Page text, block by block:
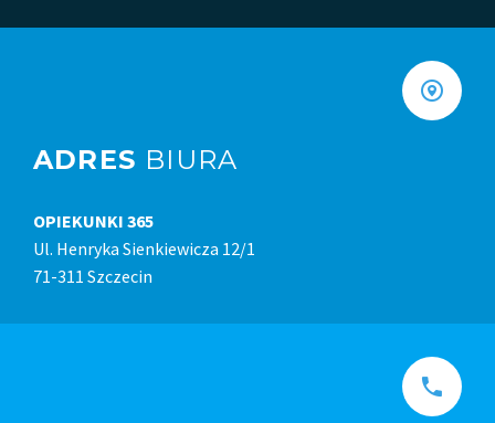
ADRES BIURA
OPIEKUNKI 365
Ul. Henryka Sienkiewicza 12/1
71-311 Szczecin